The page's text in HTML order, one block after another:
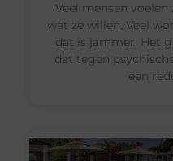
Veel mensen
wat ze willen. Veel
dat is jammer. Het
dat tegen
een